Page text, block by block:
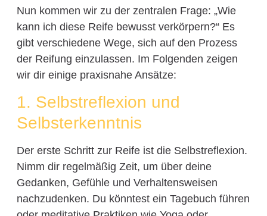
Nun kommen wir zu der zentralen Frage: „Wie
kann ich diese Reife bewusst verkörpern?“ Es
gibt verschiedene Wege, sich auf den Prozess
der Reifung einzulassen. Im Folgenden zeigen
wir dir einige praxisnahe Ansätze:
1. Selbstreflexion und
Selbsterkenntnis
Der erste Schritt zur Reife ist die Selbstreflexion.
Nimm dir regelmäßig Zeit, um über deine
Gedanken, Gefühle und Verhaltensweisen
nachzudenken. Du könntest ein Tagebuch führen